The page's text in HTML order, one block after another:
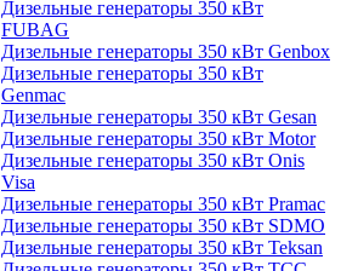
Дизельные генераторы 350 кВт
FUBAG
Дизельные генераторы 350 кВт Genbox
Дизельные генераторы 350 кВт
Genmac
Дизельные генераторы 350 кВт Gesan
Дизельные генераторы 350 кВт Motor
Дизельные генераторы 350 кВт Onis
Visa
Дизельные генераторы 350 кВт Pramac
Дизельные генераторы 350 кВт SDMO
Дизельные генераторы 350 кВт Teksan